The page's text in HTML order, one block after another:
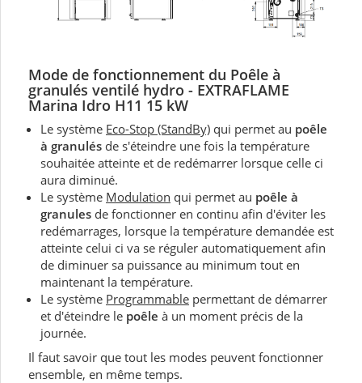
Mode de fonctionnement du Poêle à
granulés ventilé hydro - EXTRAFLAME
Marina Idro H11 15 kW
Le système Eco-Stop (StandBy) qui permet au poêle
à granulés de s'éteindre une fois la température
souhaitée atteinte et de redémarrer lorsque celle ci
aura diminué.
Le système Modulation qui permet au poêle à
granules de fonctionner en continu afin d'éviter les
redémarrages, lorsque la température demandée est
atteinte celui ci va se réguler automatiquement afin
de diminuer sa puissance au minimum tout en
maintenant la température.
Le système Programmable permettant de démarrer
et d'éteindre le poêle à un moment précis de la
journée.
Il faut savoir que tout les modes peuvent fonctionner
ensemble, en même temps.